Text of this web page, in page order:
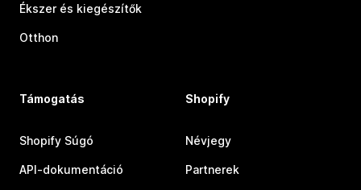
Ékszer és kiegészítők
Otthon
Támogatás
Shopify Súgó
API-dokumentáció
Shopify
Névjegy
Partnerek